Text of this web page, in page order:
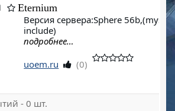
Eternium
Версия сервера:Sphere 56b,(mysql
include)
подробнее…
uoem.ru
(0)
- 0 шт.